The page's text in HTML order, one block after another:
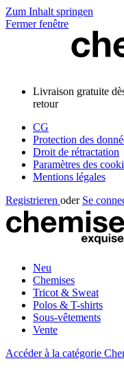
Zum Inhalt springen
Fermer fenêtre
Livraison gratuite
retour
CG
Protection des
Droit de rétractation
Paramètres des
Mentions légales
Registrieren oder Se
Neu
Chemises
Tricot & Sweat
Polos & T-shirts
Sous-vêtements
Vente
Accéder à la catégorie